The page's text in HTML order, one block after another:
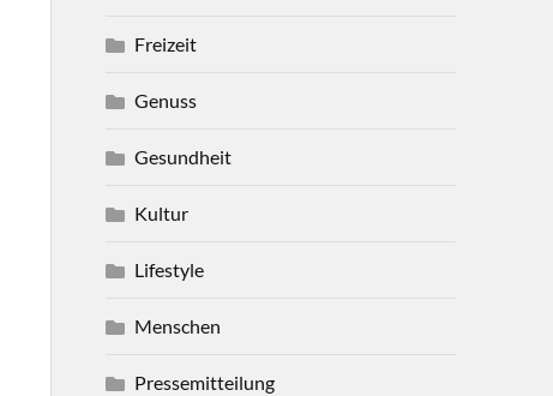
Freizeit
Genuss
Gesundheit
Kultur
Lifestyle
Menschen
Pressemitteilung